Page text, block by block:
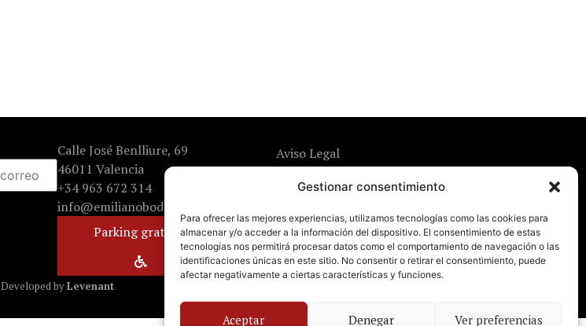
Gestionar consentimiento
Para ofrecer las mejores experiencias, utilizamos tecnologías como las cookies para
almacenar y/o acceder a la información del dispositivo. El consentimiento de estas
tecnologías nos permitirá procesar datos como el comportamiento de navegación o las
identificaciones únicas en este sitio. No consentir o retirar el consentimiento, puede
afectar negativamente a ciertas características y funciones.
Aceptar Denegar Ver preferencias
Calle José Benlliure, 69
46011 Valencia
+34 963 672 314
info@emilianobodega.com
Parking gratuito
Aviso Legal
Política de Privacidad
Developed byLevenant